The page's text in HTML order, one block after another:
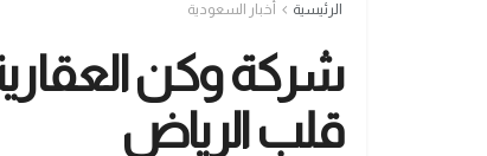
الرئيسية أخبار السعودية
شركة وكن
قلب الرياض